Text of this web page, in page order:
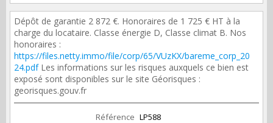
Dépôt de garantie 2 872 €. Honoraires de 1 725 € HT à la
charge du locataire. Classe énergie D, Classe climat B. Nos
honoraires :
https://files.netty.immo/file/corp/65/VUzKX/bareme_corp_20
24.pdfLes informations sur les risques auxquels ce bien est
exposé sont disponibles sur le site Géorisques :
georisques.gouv.fr
Référence LP588